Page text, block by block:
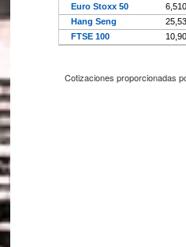
Cotizaciones proporcionadas